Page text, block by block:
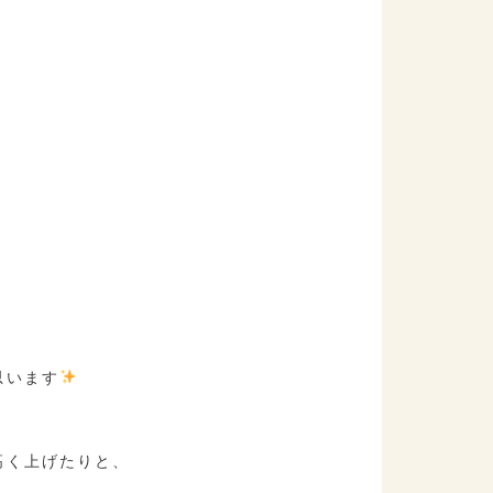
ます
上げたりと、